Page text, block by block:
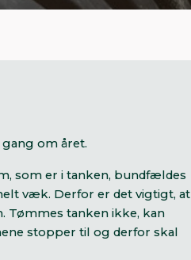
om året.
som er i tanken, bundfældes
væk. Derfor er det vigtigt, at
Tømmes tanken ikke, kan
stopper til og derfor skal